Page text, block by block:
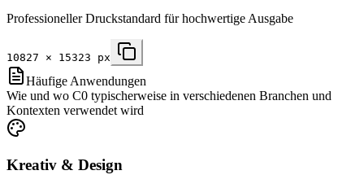
Professioneller Druckstandard für hochwertige Ausgabe
10827 × 15323 px
Häufige Anwendungen
Wie und wo C0 typischerweise in verschiedenen Branchen und
Kontexten verwendet wird
Kreativ & Design